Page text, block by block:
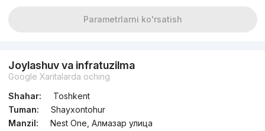
Parametrlarni ko'rsatish
Joylashuv va infratuzilma
Google Xaritalarda oching
Shahar:
Toshkent
Tuman:
Shayxontohur
Manzil:
Nest One, Алмазар улица